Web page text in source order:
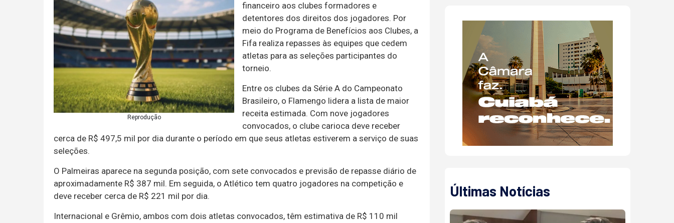
Reprodução
financeiro aos clubes formadores e
detentores dos direitos dos jogadores. Por
meio do Programa de Benefícios aos Clubes, a
Fifa realiza repasses às equipes que cedem
atletas para as seleções participantes do
torneio.
Entre os clubes da Série A do Campeonato
Brasileiro, o Flamengo lidera a lista de maior
receita estimada. Com nove jogadores
convocados, o clube carioca deve receber
cerca de R$ 497,5 mil por dia durante o período em que seus atletas estiverem a serviço de suas
seleções.
O Palmeiras aparece na segunda posição, com sete convocados e previsão de repasse diário de
aproximadamente R$ 387 mil. Em seguida, o Atlético tem quatro jogadores na competição e
deve receber cerca de R$ 221 mil por dia.
Internacional e Grêmio, ambos com dois atletas convocados, têm estimativa de R$ 110 mil
Últimas Notícias